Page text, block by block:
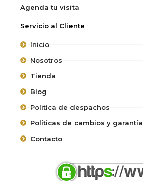
Agenda tu visita
Servicio al Cliente
Inicio
Nosotros
Tienda
Blog
Politíca de despachos
Políticas de cambios y garantía
Contacto